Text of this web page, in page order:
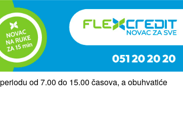
od 7.00 do 15.00 časova, a obuhvatiće